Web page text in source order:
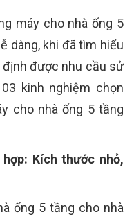
máy cho nhà ống 5
dàng, khi đã tìm hiểu
được nhu cầu sử
kinh nghiệm chọn
cho nhà ống 5 tầng
Kích thước nhỏ,
ống 5 tầng cho nhà